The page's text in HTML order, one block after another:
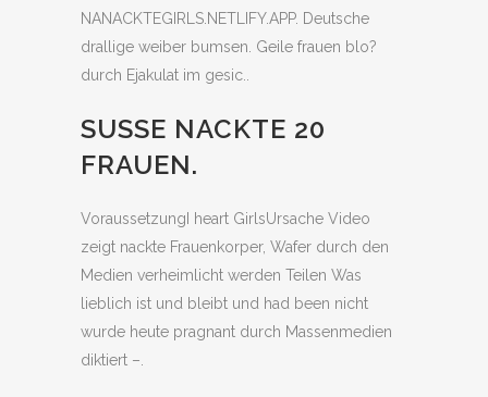
NANACKTEGIRLS.NETLIFY.APP. Deutsche
drallige weiber bumsen. Geile frauen blo?
durch Ejakulat im gesic..
SUSSE NACKTE 20
FRAUEN.
VoraussetzungI heart GirlsUrsache Video
zeigt nackte Frauenkorper, Wafer durch den
Medien verheimlicht werden Teilen Was
lieblich ist und bleibt und had been nicht
wurde heute pragnant durch Massenmedien
diktiert –.